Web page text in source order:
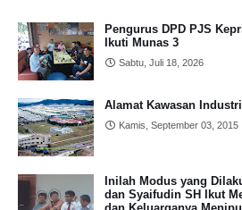
Pengurus DPD PJS
Ikuti Munas 3
Sabtu, Juli 18, 2026
Alamat Kawasan
Kamis, September 03, 2015
Inilah Modus yang
dan Syaifudin SH Ikut